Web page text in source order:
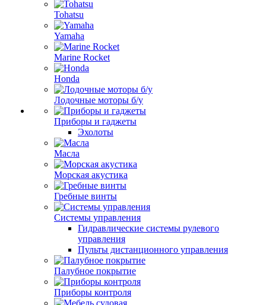
Tohatsu
Yamaha
Marine Rocket
Honda
Лодочные моторы б/у
Приборы и гаджеты
Эхолоты
Масла
Морская акустика
Гребные винты
Системы управления
Гидравлические системы рулевого
управления
Пульты дистанционного управления
Палубное покрытие
Приборы контроля